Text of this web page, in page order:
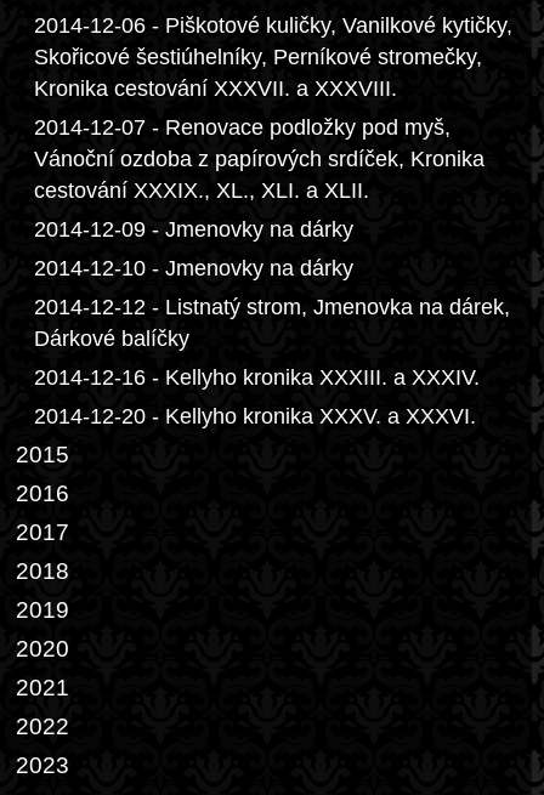
2014-12-06 - Piškotové kuličky, Vanilkové kytičky,
Skořicové šestiúhelníky, Perníkové stromečky,
Kronika cestování XXXVII. a XXXVIII.
2014-12-07 - Renovace podložky pod myš,
Vánoční ozdoba z papírových srdíček, Kronika
cestování XXXIX., XL., XLI. a XLII.
2014-12-09 - Jmenovky na dárky
2014-12-10 - Jmenovky na dárky
2014-12-12 - Listnatý strom, Jmenovka na dárek,
Dárkové balíčky
2014-12-16 - Kellyho kronika XXXIII. a XXXIV.
2014-12-20 - Kellyho kronika XXXV. a XXXVI.
2015
2016
2017
2018
2019
2020
2021
2022
2023